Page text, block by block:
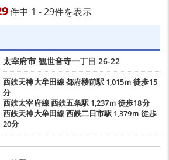
件中 1 - 29件を表示
太宰府市 観世音寺一丁目 26-22
西鉄天神大牟田線都府楼前駅 1,015ｍ 徒歩15
分
西鉄太宰府線西鉄五条駅1,237ｍ 徒歩18分
西鉄天神大牟田線西鉄二日市駅 1,379ｍ 徒歩
20分